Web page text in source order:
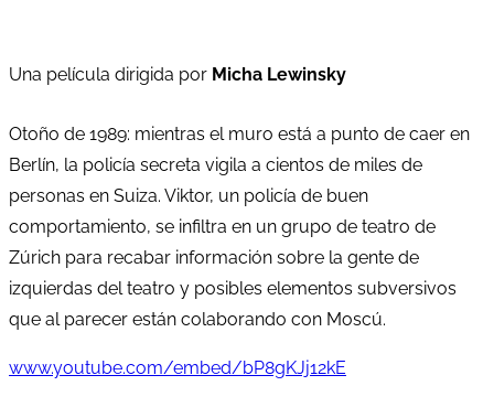
Una película dirigida por Micha Lewinsky
Otoño de 1989: mientras el muro está a punto de caer en
Berlín, la policía secreta vigila a cientos de miles de
personas en Suiza. Viktor, un policía de buen
comportamiento, se infiltra en un grupo de teatro de
Zúrich para recabar información sobre la gente de
izquierdas del teatro y posibles elementos subversivos
que al parecer están colaborando con Moscú.
www.youtube.com/embed/bP8gKJj12kE